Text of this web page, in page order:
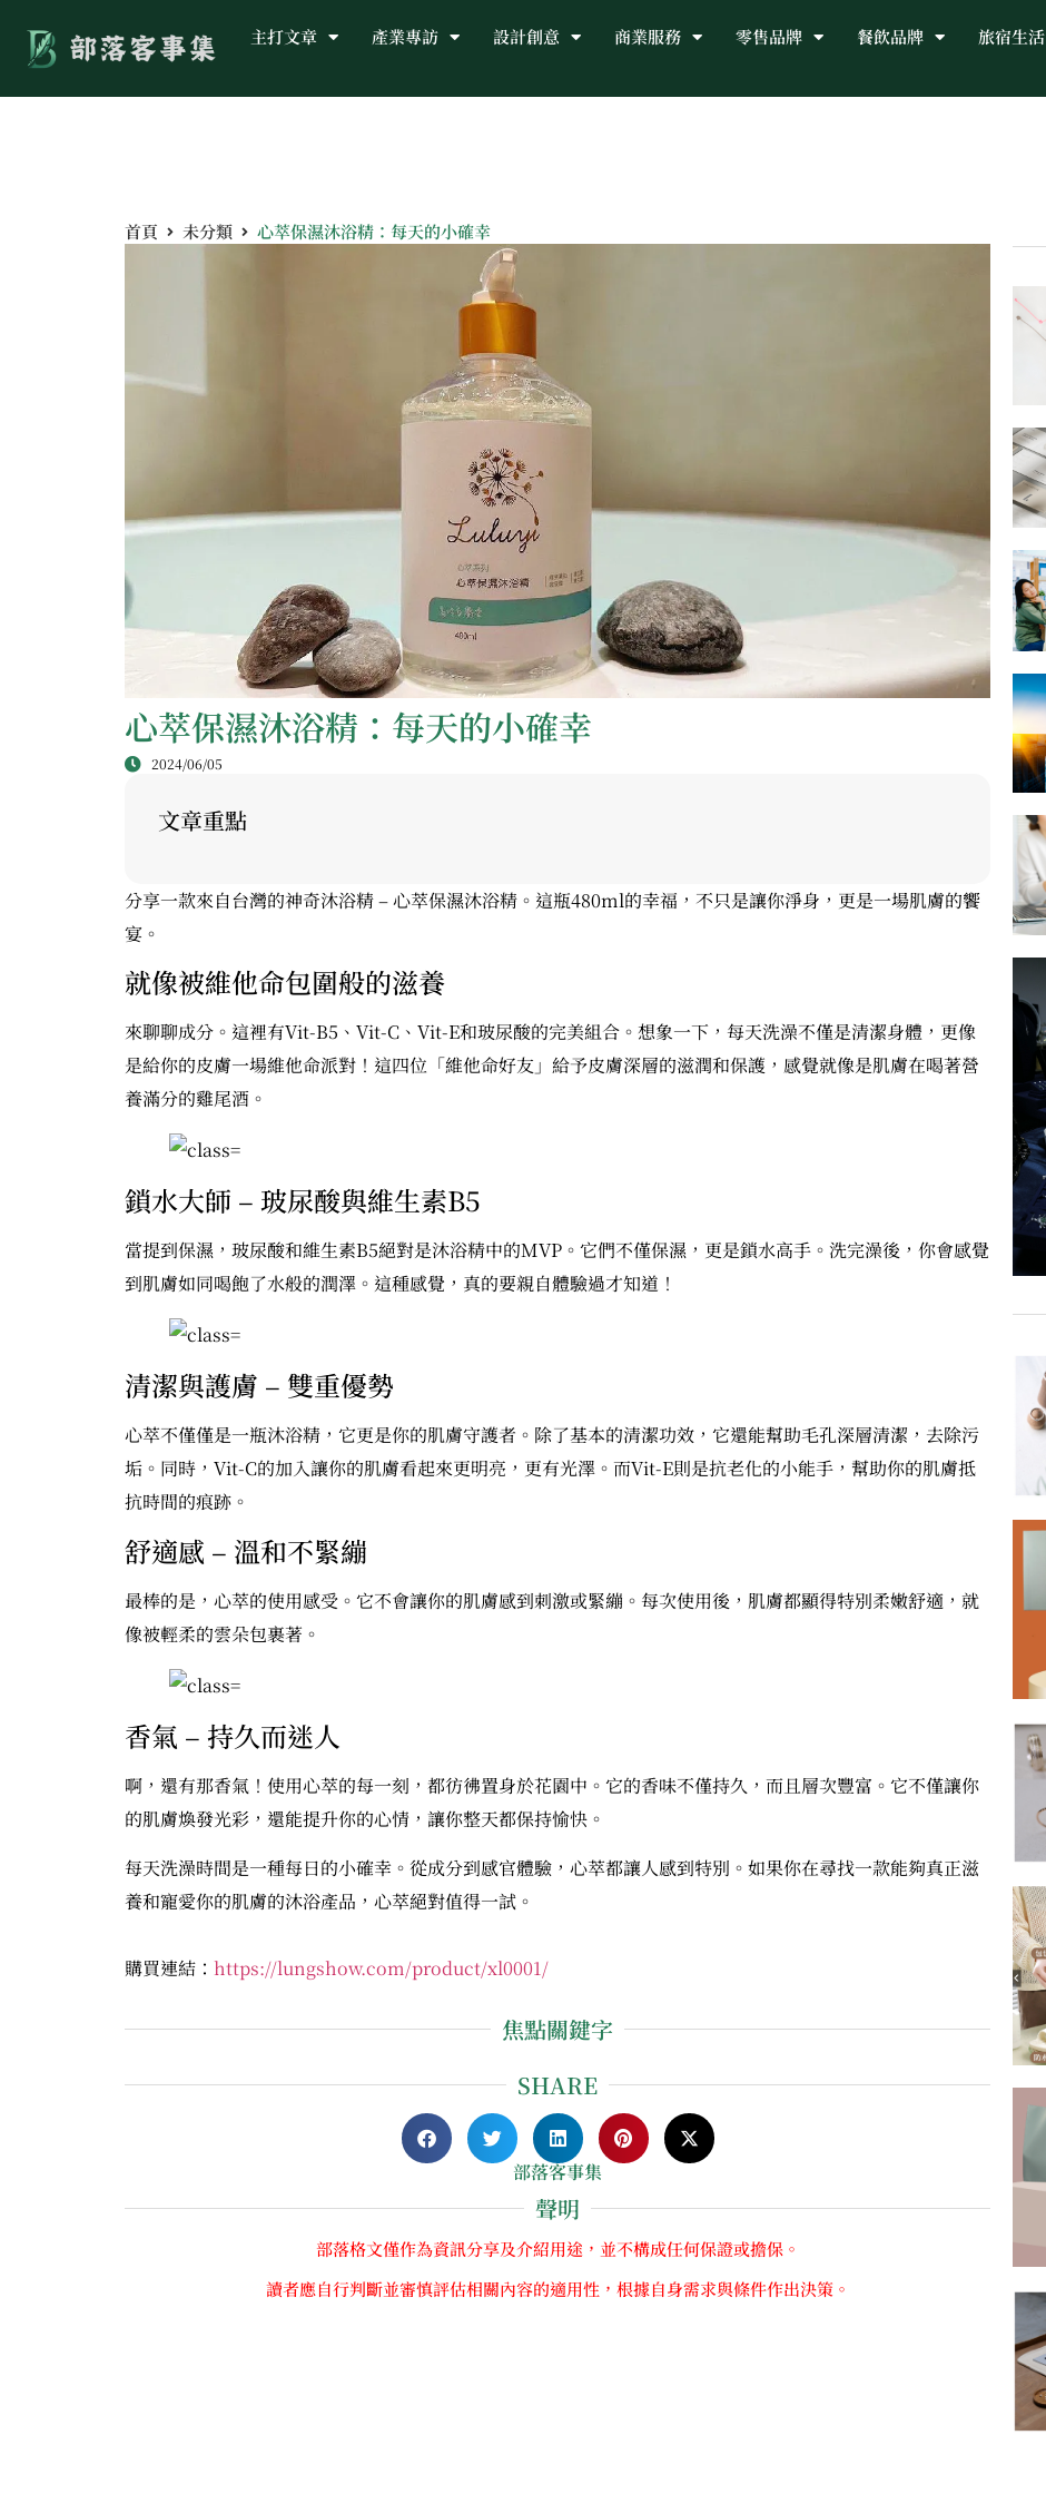
主打文章 產業專訪 設計創意 商業服務 零售品牌 餐飲品牌 旅宿生活
首頁 未分類 心萃保濕沐浴精：每天的小確幸
心萃保濕沐浴精：每天的小確幸
2024/06/05
文章重點
分享一款來自台灣的神奇沐浴精 – 心萃保濕沐浴精。這瓶480ml的幸福，不只是讓你淨身，更是一場肌膚的饗
宴。
就像被維他命包圍般的滋養
來聊聊成分。這裡有Vit-B5、Vit-C、Vit-E和玻尿酸的完美組合。想象一下，每天洗澡不僅是清潔身體，更像
是給你的皮膚一場維他命派對！這四位「維他命好友」給予皮膚深層的滋潤和保護，感覺就像是肌膚在喝著營
養滿分的雞尾酒。
鎖水大師 – 玻尿酸與維生素B5
當提到保濕，玻尿酸和維生素B5絕對是沐浴精中的MVP。它們不僅保濕，更是鎖水高手。洗完澡後，你會感覺
到肌膚如同喝飽了水般的潤澤。這種感覺，真的要親自體驗過才知道！
清潔與護膚 – 雙重優勢
心萃不僅僅是一瓶沐浴精，它更是你的肌膚守護者。除了基本的清潔功效，它還能幫助毛孔深層清潔，去除污
垢。同時，Vit-C的加入讓你的肌膚看起來更明亮，更有光澤。而Vit-E則是抗老化的小能手，幫助你的肌膚抵
抗時間的痕跡。
舒適感 – 溫和不緊繃
最棒的是，心萃的使用感受。它不會讓你的肌膚感到刺激或緊繃。每次使用後，肌膚都顯得特別柔嫩舒適，就
像被輕柔的雲朵包裹著。
香氣 – 持久而迷人
啊，還有那香氣！使用心萃的每一刻，都彷彿置身於花園中。它的香味不僅持久，而且層次豐富。它不僅讓你
的肌膚煥發光彩，還能提升你的心情，讓你整天都保持愉快。
每天洗澡時間是一種每日的小確幸。從成分到感官體驗，心萃都讓人感到特別。如果你在尋找一款能夠真正滋
養和寵愛你的肌膚的沐浴產品，心萃絕對值得一試。
購買連結： https://lungshow.com/product/xl0001/
焦點關鍵字
SHARE
部落客事集
聲明
部落格文僅作為資訊分享及介紹用途，並不構成任何保證或擔保。
讀者應自行判斷並審慎評估相關內容的適用性，根據自身需求與條件作出決策。